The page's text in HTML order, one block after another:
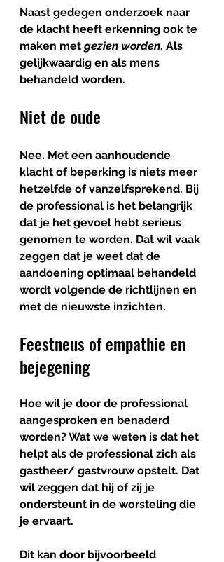
Naast gedegen onderzoek naar
de klacht heeft erkenning ook te
maken met gezien worden. Als
gelijkwaardig en als mens
behandeld worden.
Niet de oude
Nee. Met een aanhoudende
klacht of beperking is niets meer
hetzelfde of vanzelfsprekend. Bij
de professional is het belangrijk
dat je het gevoel hebt serieus
genomen te worden. Dat wil vaak
zeggen dat je weet dat de
aandoening optimaal behandeld
wordt volgende de richtlijnen en
met de nieuwste inzichten.
Feestneus of empathie en
bejegening
Hoe wil je door de professional
aangesproken en benaderd
worden? Wat we weten is dat het
helpt als de professional zich als
gastheer/ gastvrouw opstelt. Dat
wil zeggen dat hij of zij je
ondersteunt in de worsteling die
je ervaart.
Dit kan door bijvoorbeeld